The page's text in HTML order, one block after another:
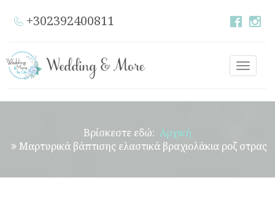
+302392400811
Toggle
Βρίσκεστε εδώ: Αρχική
Μαρτυρικά βάπτισης ελαστικά βραχιολάκια ροζ στρας